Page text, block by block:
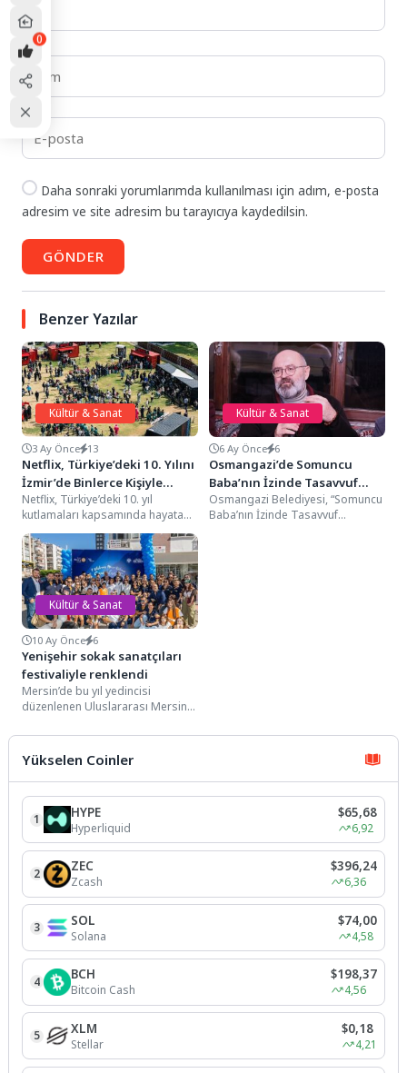
Daha sonraki yorumlarımda kullanılması için adım, e-posta
adresim ve site adresim bu tarayıcıya kaydedilsin.
GÖNDER
Benzer Yazılar
Kültür & Sanat
3 Ay Önce 13
Netflix, Türkiye’deki 10. Yılını
İzmir’de Binlerce Kişiyle
Kutladı. Sırada İstanbul ve
Ankara Var
Netflix, Türkiye’deki 10. yıl
kutlamaları kapsamında hayata
geçirdiği “N 10 Yıl Ama: Bir Netflix
Festivali”...
Kültür & Sanat
6 Ay Önce 6
Osmangazi’de Somuncu
Baba’nın İzinde Tasavvuf
Sohbetleri
Osmangazi Belediyesi, “Somuncu
Baba’nın İzinde Tasavvuf
Kültür & Sanat
10 Ay Önce 6
Yenişehir sokak sanatçıları
festivaliyle renklendi
Mersin’de bu yıl yedincisi
düzenlenen Uluslararası Mersin
Festivali, renkli ve eğlenceli
etkinliklerle...
Yükselen Coinler
1 HYPE
Hyperliquid
$65,68
6,92
2 ZEC
Zcash
$396,24
6,36
3 SOL
Solana
$74,00
4,58
4 BCH
Bitcoin Cash
$198,37
4,56
5 XLM
Stellar
$0,18
4,21
0